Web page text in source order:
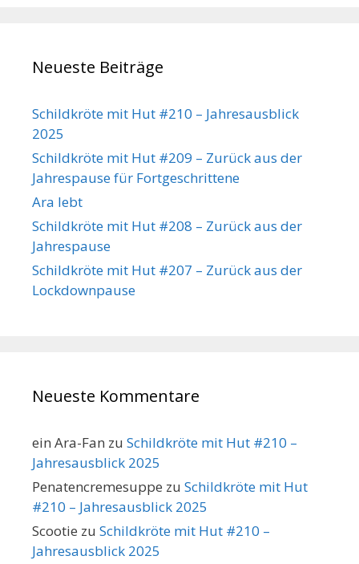
Neueste Beiträge
Schildkröte mit Hut #210 – Jahresausblick
2025
Schildkröte mit Hut #209 – Zurück aus der
Jahrespause für Fortgeschrittene
Ara lebt
Schildkröte mit Hut #208 – Zurück aus der
Jahrespause
Schildkröte mit Hut #207 – Zurück aus der
Lockdownpause
Neueste Kommentare
ein Ara-Fan zu Schildkröte mit Hut #210 –
Jahresausblick 2025
Penatencremesuppe zu Schildkröte mit Hut
#210 – Jahresausblick 2025
Scootie zu Schildkröte mit Hut #210 –
Jahresausblick 2025